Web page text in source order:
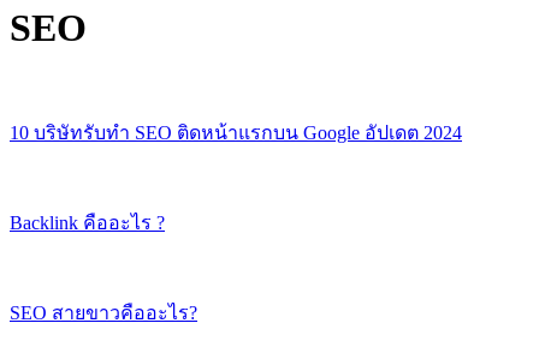
SEO
10 บริษัทรับทำ SEO ติดหน้าแรกบน Google อัปเดต 2024
Backlink คืออะไร ?
SEO สายขาวคืออะไร?